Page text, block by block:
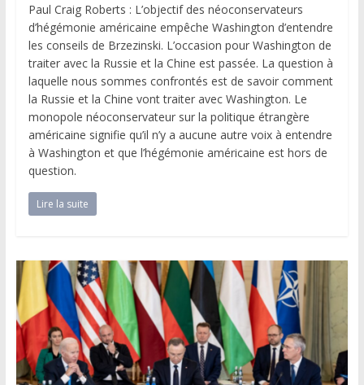
Paul Craig Roberts : L’objectif des néoconservateurs
d’hégémonie américaine empêche Washington d’entendre
les conseils de Brzezinski. L’occasion pour Washington de
traiter avec la Russie et la Chine est passée. La question à
laquelle nous sommes confrontés est de savoir comment
la Russie et la Chine vont traiter avec Washington. Le
monopole néoconservateur sur la politique étrangère
américaine signifie qu’il n’y a aucune autre voix à entendre
à Washington et que l’hégémonie américaine est hors de
question.
Lire la suite